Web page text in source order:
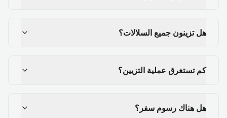
هل تزينون جميع السلالات؟
كم تستغرق عملية التزيين؟
هل هناك رسوم سفر؟